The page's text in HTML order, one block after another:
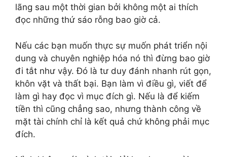
lãng sau một thời gian bởi không một ai thích
đọc những thứ sáo rỗng bao giờ cả.
Nếu các bạn muốn thực sự muốn phát triển nội
dung và chuyên nghiệp hóa nó thì đừng bao giờ
đi tắt như vậy. Đó là tư duy đánh nhanh rút gọn,
khôn vặt và thất bại. Bạn làm vì điều gì, viết để
làm gì hay đọc vì mục đích gì. Nếu là để kiếm
tiền thì cũng chẳng sao, nhưng thành công về
mặt tài chính chỉ là kết quả chứ không phải mục
đích.